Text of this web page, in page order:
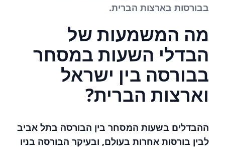
בבורסות בארצות הברית.
מה המשמעות של
הבדלי השעות במסחר
בבורסה בין ישראל
וארצות הברית?
ההבדלים בשעות המסחר בין הבורסה בתל אביב
לבין בורסות אחרות בעולם, ובעיקר הבורסה בניו